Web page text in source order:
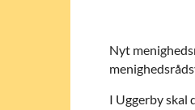
Nyt
I Uggerby skal